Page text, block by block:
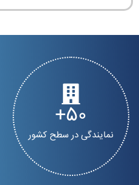
50
نمایندگی در سطح کشور